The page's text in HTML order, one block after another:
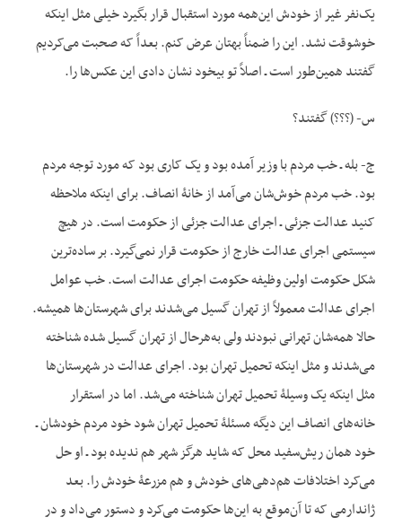
یک‌نفر غیر از خودش این‌همه مورد استقبال قرار بگیرد خیلی مثل این‏که
خوش‏وقت نشد. این را ضمناً بهتان عرض کنم. بعداً که صحبت می‌کردیم
گفتند همین‌طور است ـ اصلاً تو بیخود نشان دادی این عکس‌ها را.
س- (؟؟؟) گفتند؟
ج- بله ـ خب مردم با وزیر آمده بود و یک کاری بود که مورد توجه مردم
بود. خب مردم خوش‌شان می‌آمد از خانۀ انصاف. برای این‏که ملاحظه
کنید عدالت جزئی ـ اجرای عدالت جزئی از حکومت است. در هیچ
سیستمی اجرای عدالت خارج از حکومت قرار نمی‌گیرد. بر ساده‌ترین
شکل حکومت اولین وظیفه حکومت اجرای عدالت است. خب عوامل
اجرای عدالت معمولاً از تهران گسیل می‌شدند برای شهرستان‌ها همیشه.
حالا همه‌شان تهرانی نبودند ولی به‌هرحال از تهران گسیل شده شناخته
می‌شدند و مثل این‏که تحمیل تهران بود. اجرای عدالت در شهرستان‌ها
مثل این‏که یک وسیلۀ تحمیل تهران شناخته می‌شد. اما در استقرار
خانه‌های انصاف این دیگه مسئلۀ تحمیل تهران شود خود مردم خودشان ـ
خود همان ریش‌سفید محل که شاید هرگز شهر هم ندیده بود ـ او حل
می‌کرد اختلافات هم‌دهی‌های خودش و هم مزرعۀ خودش را. بعد
ژاندارمی که تا آن‌موقع به این‌ها حکومت می‌کرد و دستور می‌داد و در